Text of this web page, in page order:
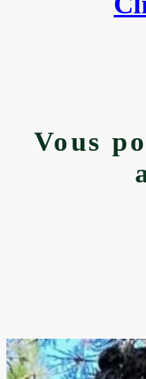
Vous